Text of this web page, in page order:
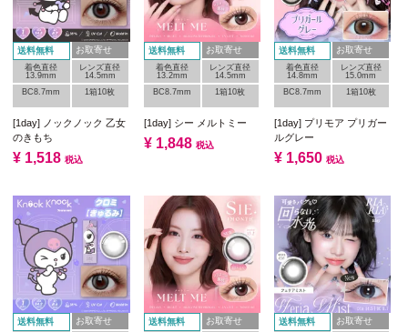
送料無料 お取寄せ
着色直径
13.9mm
レンズ直径
14.5mm
BC8.7mm
1箱10枚
[1day] ノックノック 乙女
のきもち
¥ 1,518 税込
送料無料 お取寄せ
着色直径
13.2mm
レンズ直径
14.5mm
BC8.7mm
1箱10枚
[1day] シー メルトミー
¥ 1,848 税込
送料無料 お取寄せ
着色直径
14.8mm
レンズ直径
15.0mm
BC8.7mm
1箱10枚
[1day] プリモア プリガー
ルグレー
¥ 1,650 税込
送料無料 お取寄せ 送料無料 お取寄せ 送料無料 お取寄せ